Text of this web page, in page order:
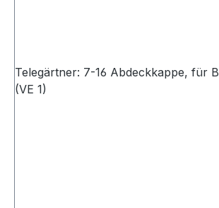
Telegärtner: 7-16 Abdeckkappe, für Buchse, IP 68
(VE 1)